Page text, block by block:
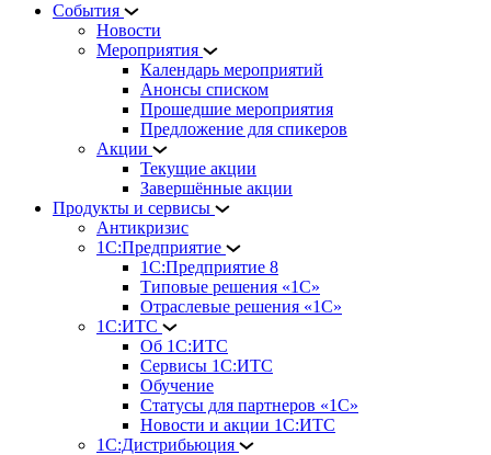
События
Новости
Мероприятия
Календарь мероприятий
Анонсы списком
Прошедшие мероприятия
Предложение для спикеров
Акции
Текущие акции
Завершённые акции
Продукты и сервисы
Антикризис
1С:Предприятие
1С:Предприятие 8
Типовые решения «1С»
Отраслевые решения «1С»
1С:ИТС
Об 1С:ИТС
Сервисы 1С:ИТС
Обучение
Статусы для партнеров «1С»
Новости и акции 1С:ИТС
1С:Дистрибьюция